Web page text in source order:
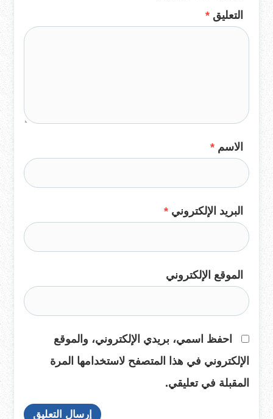
التعليق *
الاسم *
البريد الإلكتروني *
الموقع الإلكتروني
احفظ اسمي، بريدي الإلكتروني، والموقع
الإلكتروني في هذا المتصفح لاستخدامها المرة
المقبلة في تعليقي.